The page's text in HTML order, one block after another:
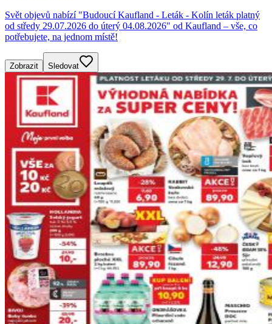
Svět objevů nabízí "Budoucí Kaufland - Leták - Kolín leták platný
od středy 29.07.2026 do úterý 04.08.2026" od Kaufland – vše, co
potřebujete, na jednom místě!
Zobrazit Sledovat